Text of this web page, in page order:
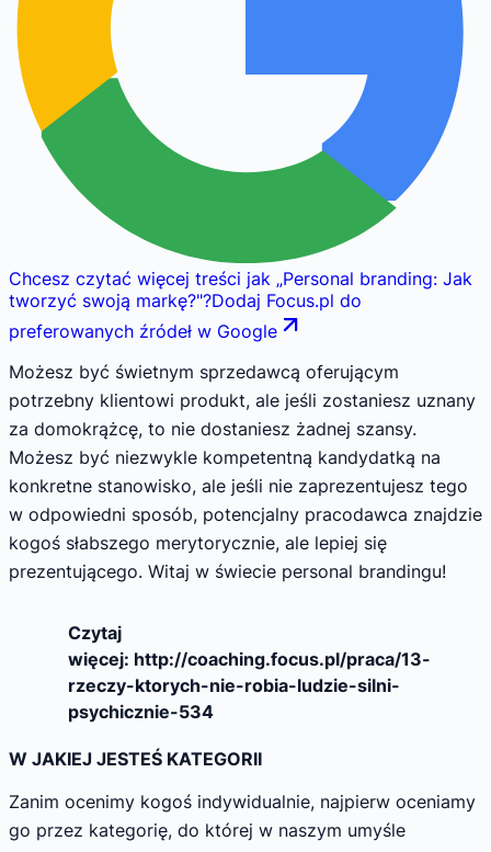
Chcesz czytać więcej treści jak „Personal branding: Jak
tworzyć swoją markę?"?Dodaj Focus.pl do
preferowanych źródeł w Google
Możesz być świetnym sprzedawcą oferującym
potrzebny klientowi produkt, ale jeśli zostaniesz uznany
za domokrążcę, to nie dostaniesz żadnej szansy.
Możesz być niezwykle kompetentną kandydatką na
konkretne stanowisko, ale jeśli nie zaprezentujesz tego
w odpowiedni sposób, potencjalny pracodawca znajdzie
kogoś słabszego merytorycznie, ale lepiej się
prezentującego. Witaj w świecie personal brandingu!
Czytaj
więcej: http://coaching.focus.pl/praca/13-
rzeczy-ktorych-nie-robia-ludzie-silni-
psychicznie-534
W JAKIEJ JESTEŚ KATEGORII
Zanim ocenimy kogoś indywidualnie, najpierw oceniamy
go przez kategorię, do której w naszym umyśle